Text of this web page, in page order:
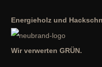
Energieholz und
Wir verwerten GRÜN.